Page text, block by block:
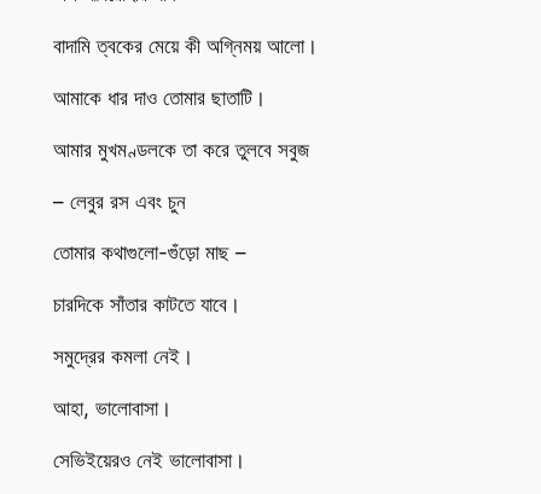
বাদামি ত্বকের মেয়ে কী অগ্নিময় আলো।
আমাকে ধার দাও তোমার ছাতাটি।
আমার মুখমণ্ডলকে তা করে তুলবে সবুজ
– লেবুর রস এবং চুন
তোমার কথাগুলো-গুঁড়ো মাছ –
চারদিকে সাঁতার কাটতে যাবে।
সমুদ্রের কমলা নেই।
আহা, ভালোবাসা।
সেভিইয়েরও নেই ভালোবাসা।